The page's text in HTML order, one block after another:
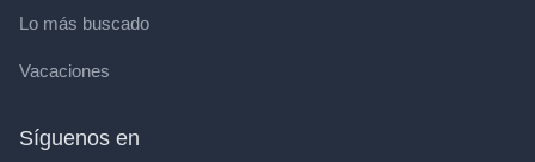
Lo más buscado
Vacaciones
Síguenos en